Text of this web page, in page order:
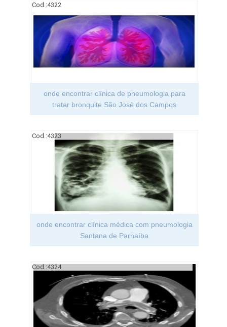
Cod.:4322
onde encontrar clínica de pneumologia para
tratar bronquite São José dos Campos
Cod.:4323
onde encontrar clínica médica com pneumologia
Santana de Parnaíba
Cod.:4324